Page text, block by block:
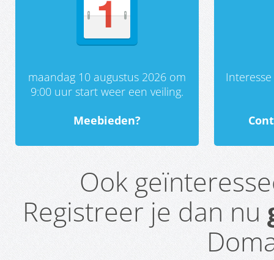
maandag 10 augustus 2026 om
9:00 uur start weer een veiling.
Meebieden?
Ook
Registreer je dan nu